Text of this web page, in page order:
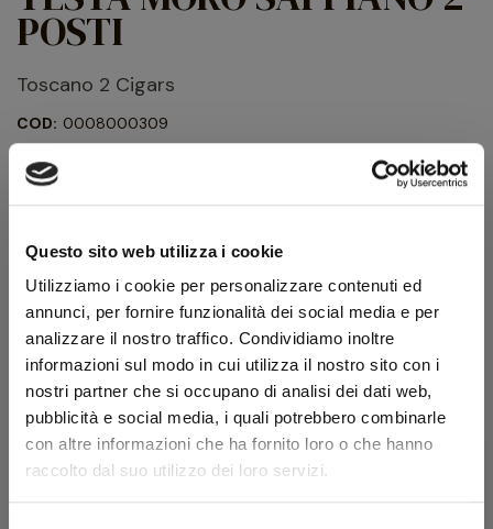
Questo sito web utilizza i cookie
Utilizziamo i cookie per personalizzare contenuti ed
annunci, per fornire funzionalità dei social media e per
analizzare il nostro traffico. Condividiamo inoltre
informazioni sul modo in cui utilizza il nostro sito con i
nostri partner che si occupano di analisi dei dati web,
pubblicità e social media, i quali potrebbero combinarle
con altre informazioni che ha fornito loro o che hanno
raccolto dal suo utilizzo dei loro servizi.
POSTI
Toscano 2 Cigars
COD: 0008000309
Marca: Cartujano
Portasigari da tasca da 2 sigari formato “Toscano“. Lavorazione
in pelle testa di moro saffiano.
74,00 € 66,60 €
54,59 € IVA esclusa
Quantità
AGGIUNGI AL CARRELLO